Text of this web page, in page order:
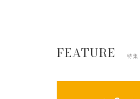
FEATURE 特集